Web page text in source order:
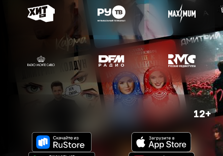
12+